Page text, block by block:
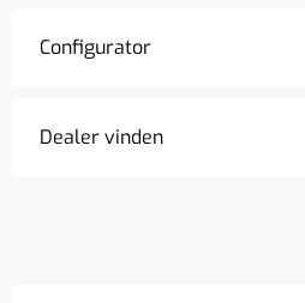
Configurator
Dealer vinden